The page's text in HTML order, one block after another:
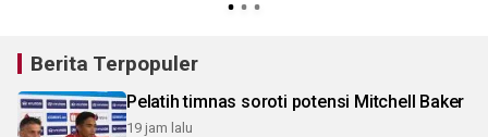
Berita Terpopuler
Pelatih timnas soroti potensi Mitchell Baker
19 jam lalu